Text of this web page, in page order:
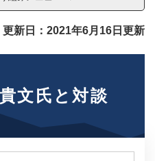
更新日：2021年6月16日更新
文氏と対談